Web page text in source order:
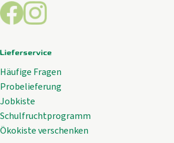
Externer Link zu https://
Externer Link zu https://
Lieferservice
Häufige Fragen
Probelieferung
Jobkiste
Schulfruchtprogramm
Ökokiste verschenken